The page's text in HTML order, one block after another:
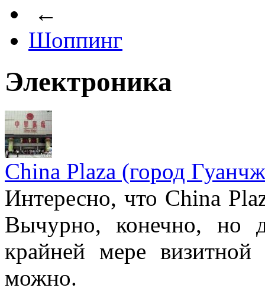
←
Шоппинг
Электроника
China Plaza (город
Интересно, что China
Вычурно, конечно, но
крайней мере визитной
можно.